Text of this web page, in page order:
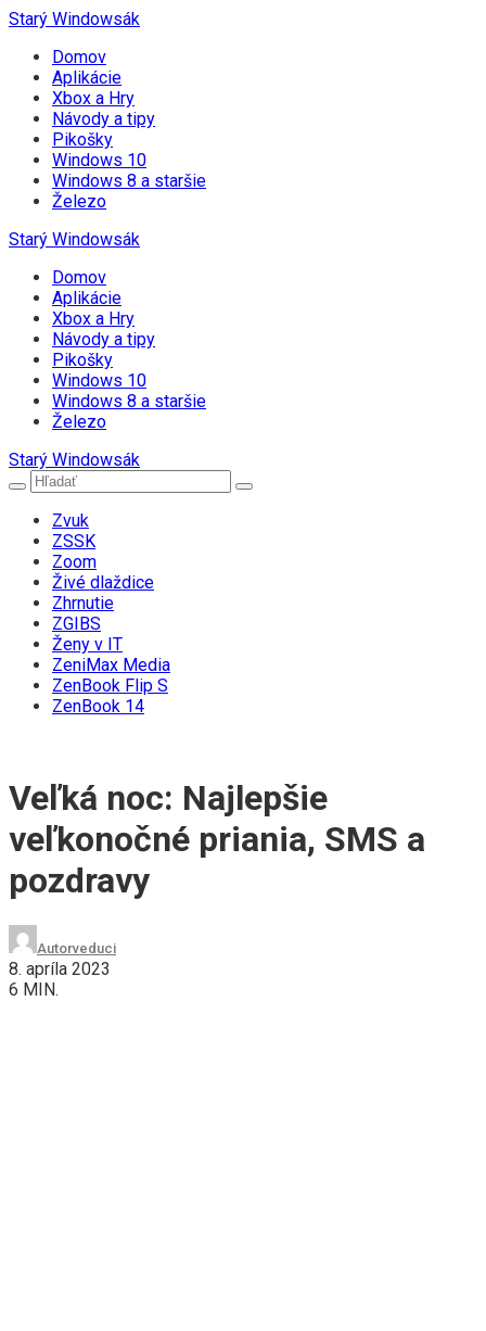
Starý Windowsák
Domov
Aplikácie
Xbox a Hry
Návody a tipy
Pikošky
Windows 10
Windows 8 a staršie
Železo
Starý Windowsák
Domov
Aplikácie
Xbox a Hry
Návody a tipy
Pikošky
Windows 10
Windows 8 a staršie
Železo
Starý Windowsák
Zvuk
ZSSK
Zoom
Živé dlaždice
Zhrnutie
ZGIBS
Ženy v IT
ZeniMax Media
ZenBook Flip S
ZenBook 14
Veľká noc: Najlepšie
veľkonočné priania, SMS a
pozdravy
Autorveduci
8. apríla 2023
6 MIN.